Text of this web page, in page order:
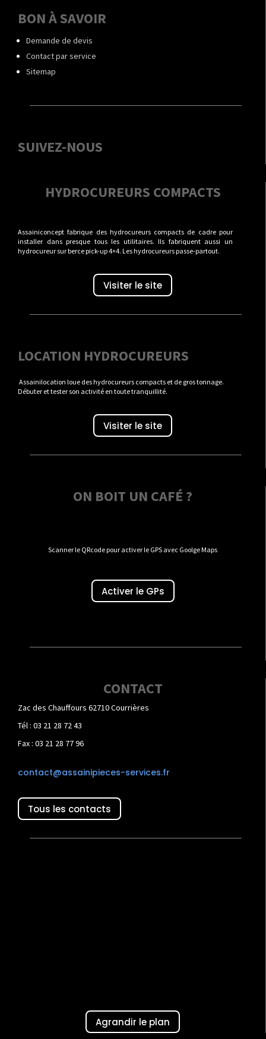
BON À SAVOIR
Demande de devis
Contact par service
Sitemap
SUIVEZ-NOUS
HYDROCUREURS COMPACTS
Assainiconcept fabrique des hydrocureurs compacts de cadre pour
installer dans presque tous les utilitaires. Ils fabriquent aussi un
hydrocureur sur berce pick-up 4×4. Les hydrocureurs passe-partout.
Visiter le site
LOCATION HYDROCUREURS
Assainilocation loue des hydrocureurs compacts et de gros tonnage.
Débuter et tester son activité en toute tranquillité.
Visiter le site
ON BOIT UN CAFÉ ?
Scanner le QRcode pour activer le GPS avec Goolge Maps
Activer le GPs
CONTACT
Zac des Chauffours 62710 Courrières
Tél : 03 21 28 72 43
Fax : 03 21 28 77 96
contact@assainipieces-services.fr
Tous les contacts
Agrandir le plan